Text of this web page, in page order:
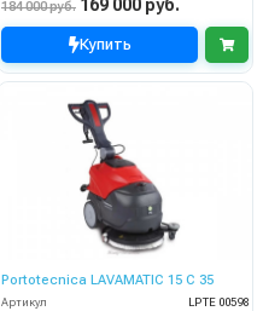
184 000 руб. 169 000 руб.
Купить
Portotecnica LAVAMATIC 15 C 35
Артикул
LPTE 00598